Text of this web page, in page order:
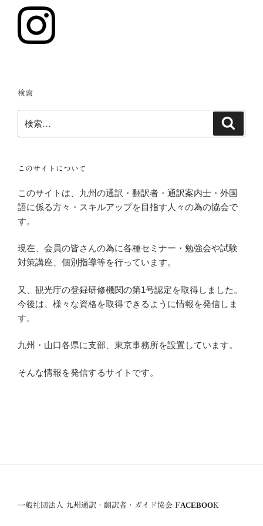
検索
索:
このサイトについて
このサイトは、九州の通訳・翻訳者・通訳案内士・外国
語に係る方々・スキルアップを目指す人々の為の協会で
す。
現在、会員の皆さんの為に各種セミナー・勉強会や試験
対策講座、個別指導等を行っています。
又、観光庁の登録研修機関の第1号認定を取得しました。
今後は、様々な資格を取得できるように情報を発信しま
す。
九州・山口各県に支部、東京事務所を設置しています。
そんな情報を発信するサイトです。
一般社団法人 九州通訳・翻訳者・ガイド協会 FACEBOOK